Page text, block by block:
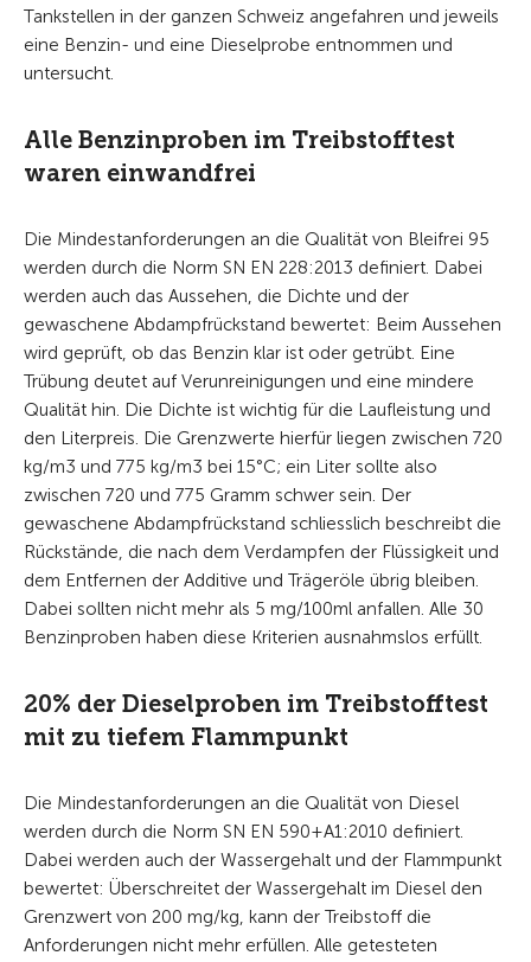
Tankstellen in der ganzen Schweiz angefahren und jeweils
eine Benzin- und eine Dieselprobe entnommen und
untersucht.
Alle Benzinproben im Treibstofftest
waren einwandfrei
Die Mindestanforderungen an die Qualität von Bleifrei 95
werden durch die Norm SN EN 228:2013 definiert. Dabei
werden auch das Aussehen, die Dichte und der
gewaschene Abdampfrückstand bewertet: Beim Aussehen
wird geprüft, ob das Benzin klar ist oder getrübt. Eine
Trübung deutet auf Verunreinigungen und eine mindere
Qualität hin. Die Dichte ist wichtig für die Laufleistung und
den Literpreis. Die Grenzwerte hierfür liegen zwischen 720
kg/m3 und 775 kg/m3 bei 15°C; ein Liter sollte also
zwischen 720 und 775 Gramm schwer sein. Der
gewaschene Abdampfrückstand schliesslich beschreibt die
Rückstände, die nach dem Verdampfen der Flüssigkeit und
dem Entfernen der Additive und Trägeröle übrig bleiben.
Dabei sollten nicht mehr als 5 mg/100ml anfallen. Alle 30
Benzinproben haben diese Kriterien ausnahmslos erfüllt.
20% der Dieselproben im Treibstofftest
mit zu tiefem Flammpunkt
Die Mindestanforderungen an die Qualität von Diesel
werden durch die Norm SN EN 590+A1:2010 definiert.
Dabei werden auch der Wassergehalt und der Flammpunkt
bewertet: Überschreitet der Wassergehalt im Diesel den
Grenzwert von 200 mg/kg, kann der Treibstoff die
Anforderungen nicht mehr erfüllen. Alle getesteten